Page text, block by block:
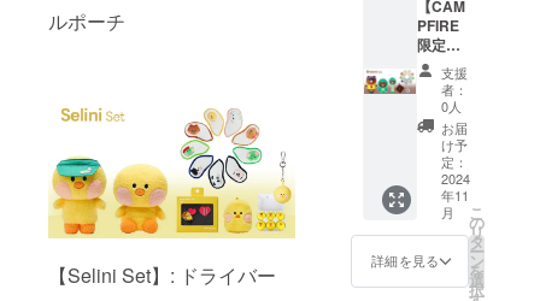
ルポーチ
【Selini Set】: ドライバー
カー、
バック
パック
ポー
チ、
ボール
ポーチ
※デザイ
ン・仕
様は変
更にな
る可能
性もご
ざいま
【CAM
PFIRE
限定】
Brown
Set
【リ
ターン
内容】
・ドラ
イバー
カバー2
個、
ウッド
カ
バー、
アイア
支援
者：
0人
お届
け予
定：
2024
年11
月
詳細を見る
こ
の
リ
タ
ー
ン
を
選
択